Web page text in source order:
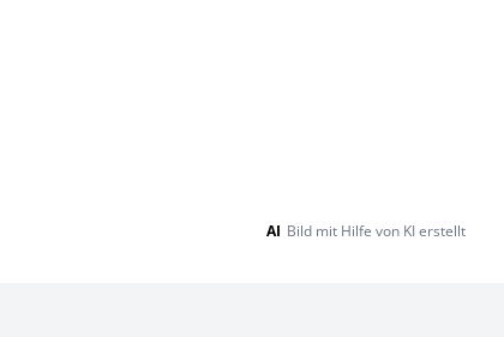
AI Bild mit Hilfe von KI erstellt